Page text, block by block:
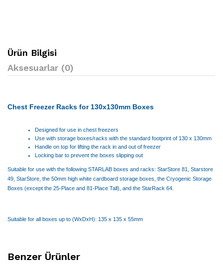
Ürün Bilgisi
Aksesuarlar (0)
Chest Freezer Racks for 130x130mm Boxes
Designed for use in chest freezers
Use with storage boxes/racks with the standard footprint of 130 x 130mm
Handle on top for lifting the rack in and out of freezer
Locking bar to prevent the boxes slipping out
Suitable for use with the following STARLAB boxes and racks: StarStore 81, Starstore
49, StarStore, the 50mm high white cardboard storage boxes, the Cryogenic Storage
Boxes (except the 25-Place and 81-Place Tall), and the StarRack 64.
Suitable for all boxes up to (WxDxH): 135 x 135 x 55mm
Benzer Ürünler